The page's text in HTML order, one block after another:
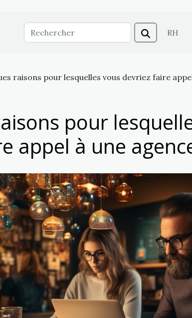
RH
raisons pour lesquelles vous devriez faire
pour
appel à une